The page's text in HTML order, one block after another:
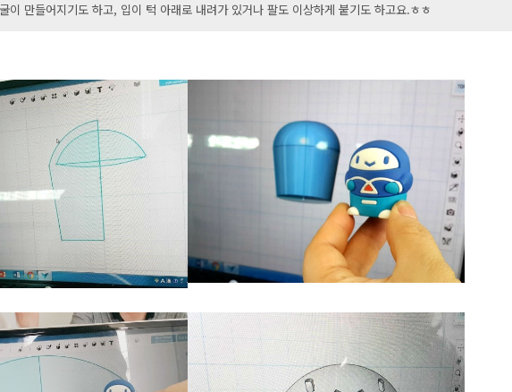
이 만들어지기도 하고, 입이 턱 아래로 내려가 있거나 팔도 이상하게 붙기도 하고요.ㅎㅎ